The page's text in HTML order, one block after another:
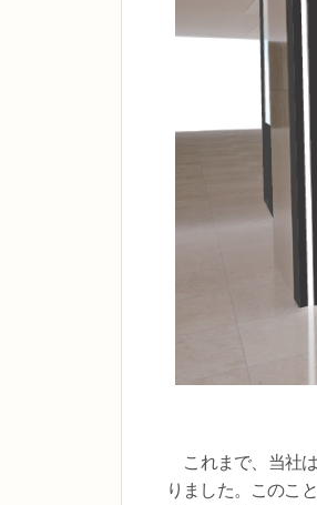
これまで、当社
りました。このこ